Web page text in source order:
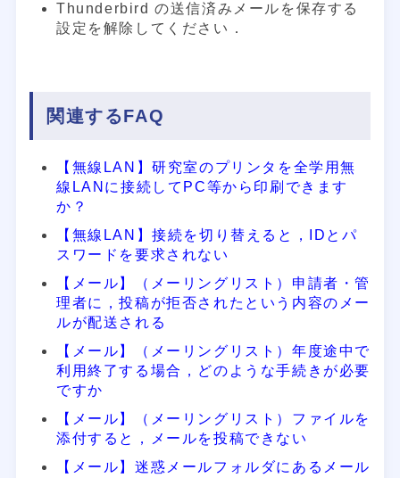
Thunderbird の送信済みメールを保存する
設定を解除してください．
関連するFAQ
【無線LAN】研究室のプリンタを全学用無
線LANに接続してPC等から印刷できます
か？
【無線LAN】接続を切り替えると，IDとパ
スワードを要求されない
【メール】（メーリングリスト）申請者・管
理者に，投稿が拒否されたという内容のメー
ルが配送される
【メール】（メーリングリスト）年度途中で
利用終了する場合，どのような手続きが必要
ですか
【メール】（メーリングリスト）ファイルを
添付すると，メールを投稿できない
【メール】迷惑メールフォルダにあるメール